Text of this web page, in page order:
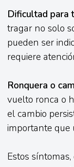
Dificultad para
tragar no solo
pueden ser
requiere
Ronquera o
vuelto ronca o
el cambio
importante que
Estos